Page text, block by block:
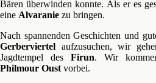
Bären überwinden konnte. Als er es
eine Alvaranie zu bringen.
Nach spannenden Geschichten und
Gerberviertel aufzusuchen, wir
Jagdtempel des Firun. Wir
Philmour Oust vorbei.